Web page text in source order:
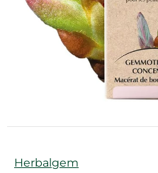
Marque
Herbalgem